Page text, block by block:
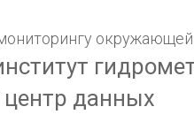
данных